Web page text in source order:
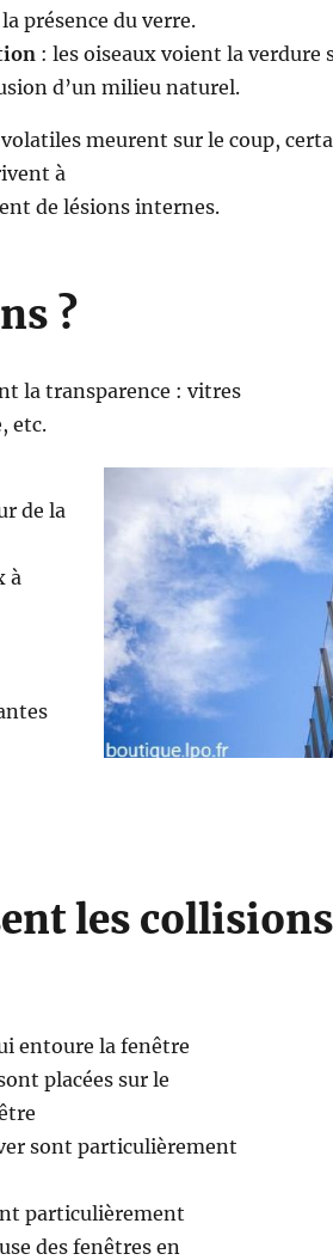
présence du verre.
: les oiseaux voient la verdure
d’un milieu naturel.
volatiles meurent sur le coup,
à
de lésions internes.
?
la transparence : vitres
etc.
de la
à
les
entoure la fenêtre
placées sur le
sont particulièrement
particulièrement
des fenêtres en